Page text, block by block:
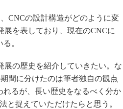
CNCの設計構造がどのように変
を表しており、現在のCNCに
。
の歴史を紹介していきたい。な
間に分けたのは筆者独自の観点
るが、長い歴史をなるべく分か
と捉えていただけたらと思う。